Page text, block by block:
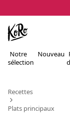
Notre
sélection
Nouveau
Recettes
Plats principaux